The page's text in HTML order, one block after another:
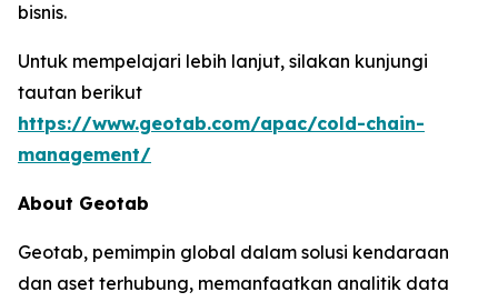
bisnis.
Untuk mempelajari lebih lanjut, silakan kunjungi
tautan berikut
https://www.geotab.com/apac/cold-chain-
management/
About Geotab
Geotab, pemimpin global dalam solusi kendaraan
dan aset terhubung, memanfaatkan analitik data